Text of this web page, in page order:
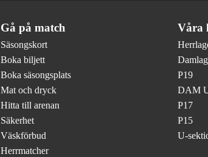
Gå på match
Säsongskort
Boka biljett
Boka säsongsplats
Mat och dryck
Hitta till arenan
Säkerhet
Väskförbud
Herrmatcher
Våra
P19
DAM
P17
P15
U-